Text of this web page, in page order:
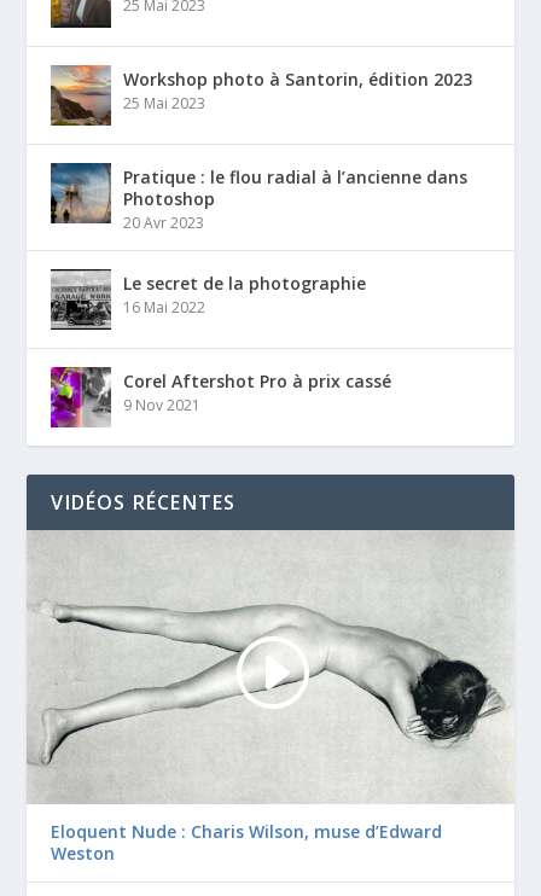
25 Mai 2023
Workshop photo à Santorin, édition 2023
25 Mai 2023
Pratique : le flou radial à l’ancienne dans
Photoshop
20 Avr 2023
Le secret de la photographie
16 Mai 2022
Corel Aftershot Pro à prix cassé
9 Nov 2021
VIDÉOS RÉCENTES
Eloquent Nude : Charis Wilson, muse d’Edward
Weston